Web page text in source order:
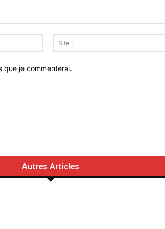
Email
:*
que je commenterai.
Autres Articles